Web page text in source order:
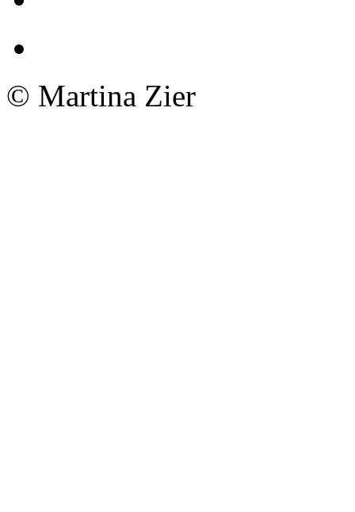
© Martina Zier